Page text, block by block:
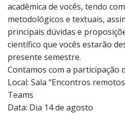
acadêmica de vocês, tendo
metodológicos e textuais,
principais dúvidas e
científico que vocês estarão
presente semestre.
Contamos com a participação
Local: Sala “Encontros
Teams
Data: Dia 14 de agosto